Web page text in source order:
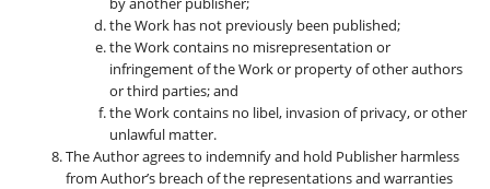
the Work has not previously been published;
the Work contains no misrepresentation or
infringement of the Work or property of other authors
or third parties; and
the Work contains no libel, invasion of privacy, or other
unlawful matter.
The Author agrees to indemnify and hold Publisher harmless
from Author’s breach of the representations and warranties